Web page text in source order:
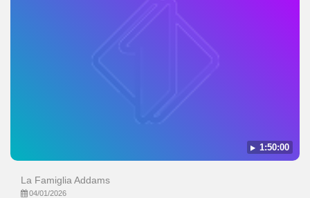
1:50:00
La Famiglia Addams
04/01/2026